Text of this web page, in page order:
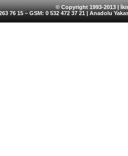
© Copyright 1993-2013 |
76 15 – GSM: 0 532 472 37 21 | Anadolu